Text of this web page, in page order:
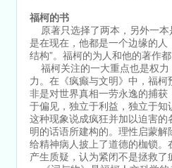
福柯的书
原著只选择了两本，另外一本
是在现在，他都是一个边缘的人
结构”。福柯的为人和他的著作
福柯关注的一大重点也是权力
力。在《疯癫与文明》中，福
非是对世界真相一劳永逸的捕
于偏见，独立于利益，独立于
这种现象说成疯狂并加以迫害
明的话语所建构的。理性启蒙
给精神病人披上了道德的枷锁
产生质疑，认为紧闭不是拯救